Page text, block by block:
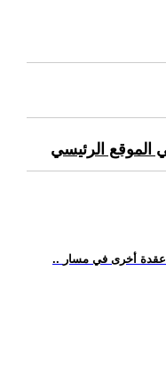
الموقع الرئيسي
عقدة أخرى في مسار